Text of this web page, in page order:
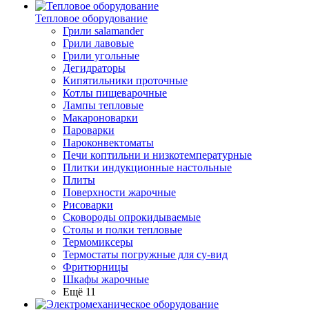
Тепловое оборудование
Грили salamander
Грили лавовые
Грили угольные
Дегидраторы
Кипятильники проточные
Котлы пищеварочные
Лампы тепловые
Макароноварки
Пароварки
Пароконвектоматы
Печи коптильни и низкотемпературные
Плитки индукционные настольные
Плиты
Поверхности жарочные
Рисоварки
Сковороды опрокидываемые
Столы и полки тепловые
Термомиксеры
Термостаты погружные для су-вид
Фритюрницы
Шкафы жарочные
Ещё 11